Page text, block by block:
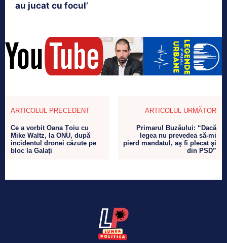
au jucat cu focul’
ARTICOLUL PRECEDENT
Ce a vorbit Oana Țoiu cu
Mike Waltz, la ONU, după
incidentul dronei căzute pe
bloc la Galați
ARTICOLUL URMĂTOR
Primarul Buzăului: “Dacă
legea nu prevedea să-mi
pierd mandatul, aş fi plecat şi
din PSD”